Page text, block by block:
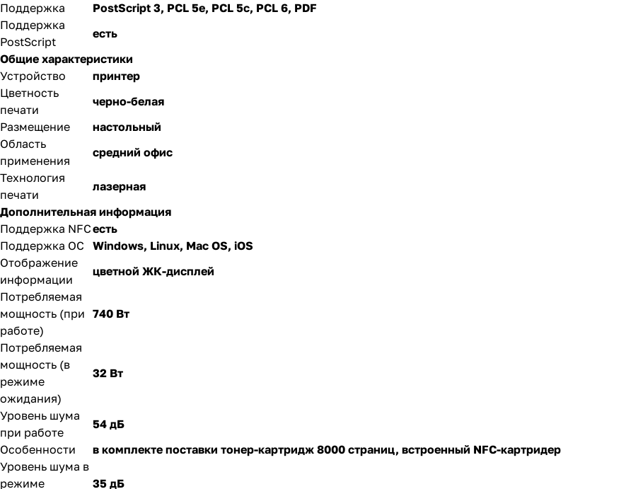
Поддержка
PostScript 3, PCL 5e, PCL 5c, PCL 6, PDF
Поддержка
PostScript
есть
Общие характеристики
Устройство
принтер
Цветность
печати
черно-белая
Размещение
настольный
Область
применения
средний офис
Технология
печати
лазерная
Дополнительная информация
Поддержка NFCесть
Поддержка ОС
Windows, Linux, Mac OS, iOS
Отображение
информации
цветной ЖК-дисплей
Потребляемая
мощность (при
работе)
740 Вт
Потребляемая
мощность (в
режиме
ожидания)
32 Вт
Уровень шума
при работе
54 дБ
Особенности
в комплекте поставки тонер-картридж 8000 страниц, встроенный NFC-картридер
Уровень шума в
режиме
35 дБ